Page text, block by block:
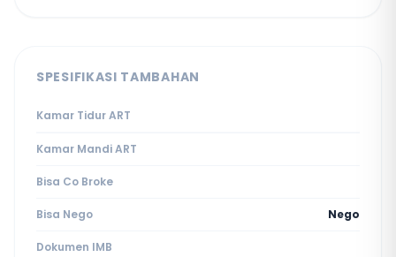
SPESIFIKASI TAMBAHAN
Kamar Tidur ART
Kamar Mandi ART
Bisa Co Broke
Bisa Nego Nego
Dokumen IMB